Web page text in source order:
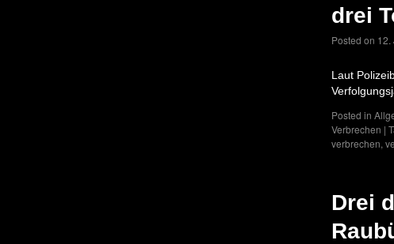
drei
Posted on 12.
Laut
Posted in
Verbrechen |
verbrechen,
Drei